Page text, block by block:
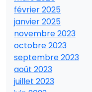
février 2025
janvier 2025
novembre 2023
octobre 2023
septembre 2023
août 2023
juillet 2023